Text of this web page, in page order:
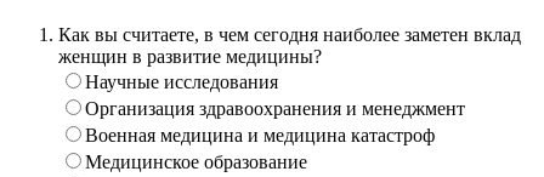
Как вы считаете, в чем сегодня наиболее заметен вклад
женщин в развитие медицины?
Научные исследования
Организация здравоохранения и менеджмент
Военная медицина и медицина катастроф
Медицинское образование